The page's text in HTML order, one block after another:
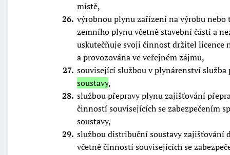
místě,
26 výrobnou plynu zařízení na výrobu
zemního plynu včetně stavební části a
uskutečňuje svoji činnost držitel licence
a provozována ve veřejném zájmu,
27 související službou v plynárenství služba
soustavy,
28 službou přepravy plynu zajišťování
činností souvisejících se zabezpečením
soustavy,
29 službou distribuční soustavy zajišťování
včetně činností souvisejících se